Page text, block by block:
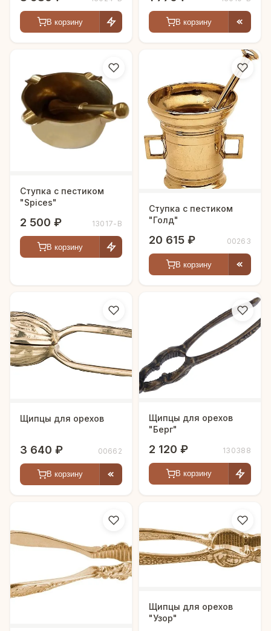
В корзину В корзину
Ступка с пестиком
"Spices"
2 500 ₽ 13017-В
В корзину
Ступка с пестиком
"Голд"
20 615 ₽ 00263
В корзину
Щипцы для орехов
3 640 ₽ 00662
В корзину
Щипцы для орехов
"Берг"
2 120 ₽ 130388
В корзину
Щипцы для орехов
"Узор"